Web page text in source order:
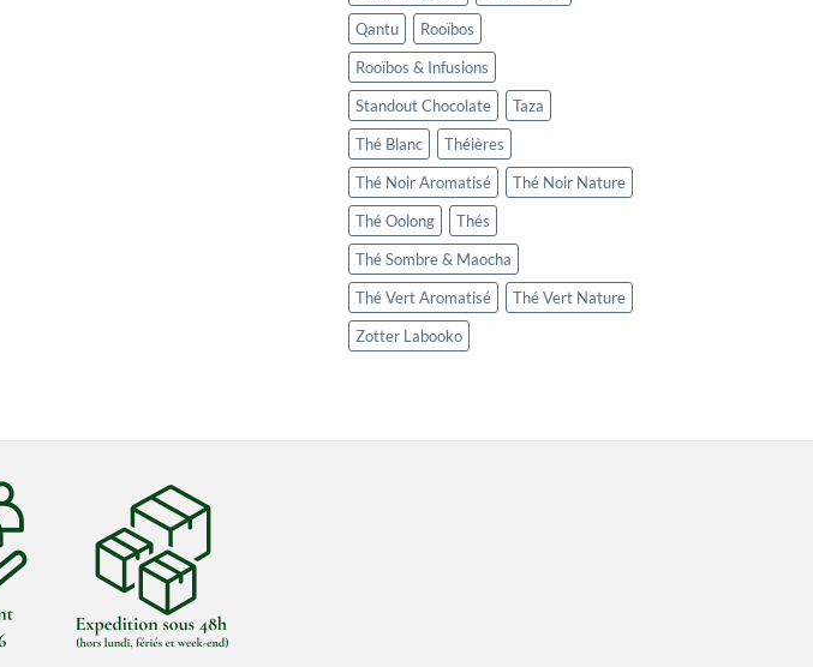
Qantu
Rooïbos
Rooïbos & Infusions
Standout Chocolate
Taza
Thé Blanc
Théières
Thé Noir Aromatisé
Thé Noir Nature
Thé Oolong
Thés
Thé Sombre & Maocha
Thé Vert Aromatisé
Thé Vert Nature
Zotter Labooko